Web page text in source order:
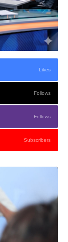
Likes
Follows
Follows
Subscribers